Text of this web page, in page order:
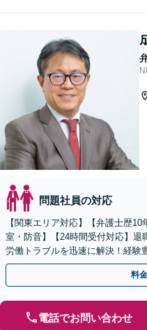
問題社員の対応
【関東エリア対応】【弁護士歴
室・防音】【24時間受付対応】
労働トラブルを迅速に解決！経験
まで一貫して対応いたします【オ
料
電話でお問い合わせ